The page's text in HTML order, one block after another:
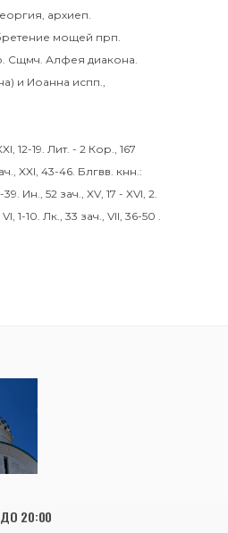
, архиеп.
мощей прп.
Сщмч. Алфея диакона.
) и Иоанна испп.,
12-19. Лит. - 2 Кор., 167
XXI, 43-46. Блгвв. кнн.:
Ин., 52 зач., XV, 17 - XVI, 2.
1-10. Лк., 33 зач., VII, 36-50
20:00